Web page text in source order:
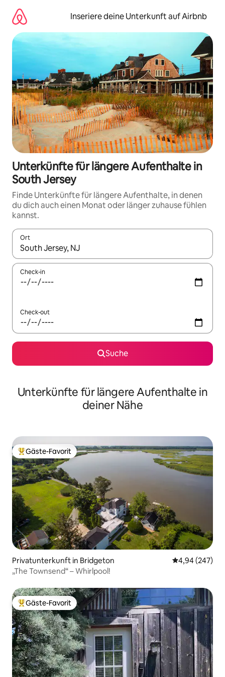
Inhalten
springen
Inseriere deine Unterkunft auf Airbnb
Unterkünfte für längere Aufenthalte in
South Jersey
Finde Unterkünfte für längere Aufenthalte, in denen
du dich auch einen Monat oder länger zuhause fühlen
kannst.
Ort
Wenn Ergebnisse verfügbar sind, navigiere mit den
Check-in
Check-out
Suche
Unterkünfte für längere Aufenthalte in
deiner Nähe
Beliebter Gäste-Favorit.
Gäste-Favorit
Privatunterkunft in Bridgeton
4,94 (247)
„The Townsend“ – Whirlpool!
Beliebter Gäste-Favorit.
Gäste-Favorit